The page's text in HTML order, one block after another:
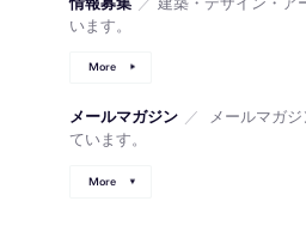
います。
More
メールマガジン ／
メールマガ
ています。
More